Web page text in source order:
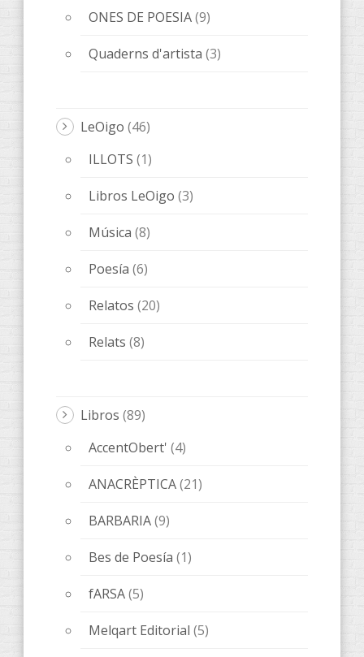
ONES DE POESIA(9)
Quaderns d'artista (3)
LeOigo (46)
ILLOTS (1)
Libros LeOigo (3)
Música (8)
Poesía (6)
Relatos (20)
Relats (8)
Libros (89)
AccentObert' (4)
ANACRÈPTICA(21)
BARBARIA(9)
Bes de Poesía (1)
fARSA(5)
Melqart Editorial (5)